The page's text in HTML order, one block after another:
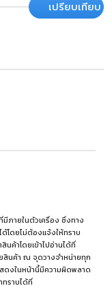
เปรียบเทียบ
ภายในตัวเครื่อง ซึ่งทาง
โดยไม่ต้องแจ้งให้ทราบ
ค้าโดยเข้าไปอ่านได้ที่
สินค้า ณ จุดวางจำหน่ายทุก
ดงในหน้านี้มีความผิดพลาด
ทราบได้ที่